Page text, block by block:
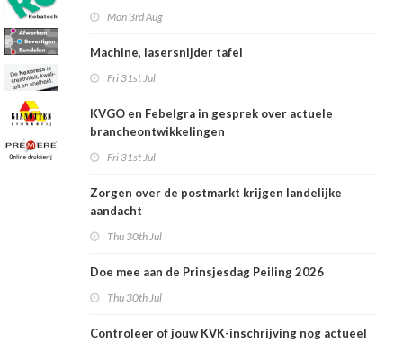
Mon 3rd Aug
Machine, lasersnijder tafel
Fri 31st Jul
KVGO en Febelgra in gesprek over actuele
brancheontwikkelingen
Fri 31st Jul
Zorgen over de postmarkt krijgen landelijke
aandacht
Thu 30th Jul
Doe mee aan de Prinsjesdag Peiling 2026
Thu 30th Jul
Controleer of jouw KVK-inschrijving nog actueel